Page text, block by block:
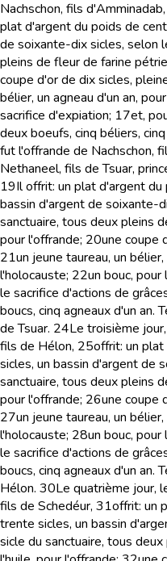
Nachschon, fils
plat d'argent du poids de
de soixante-dix sicles, selon
pleins de fleur de farine
coupe d'or de dix sicles,
bélier, un agneau d'un an,
sacrifice d'expiation; 17et,
deux boeufs, cinq béliers,
fut l'offrande de Nachschon,
Nethaneel, fils de Tsuar,
19Il offrit: un plat d'argent
bassin d'argent de soixante-
sanctuaire, tous deux pleins
pour l'offrande; 20une coupe
21un jeune taureau, un
l'holocauste; 22un bouc,
le sacrifice d'actions de
boucs, cinq agneaux d'un
de Tsuar. 24Le troisième
fils de Hélon, 25offrit: un
sicles, un bassin d'argent de
sanctuaire, tous deux pleins
pour l'offrande; 26une coupe
27un jeune taureau, un
l'holocauste; 28un bouc,
le sacrifice d'actions de
boucs, cinq agneaux d'un an.
Hélon. 30Le quatrième jour,
fils de Schedéur, 31offrit: un
trente sicles, un bassin
sicle du sanctuaire, tous